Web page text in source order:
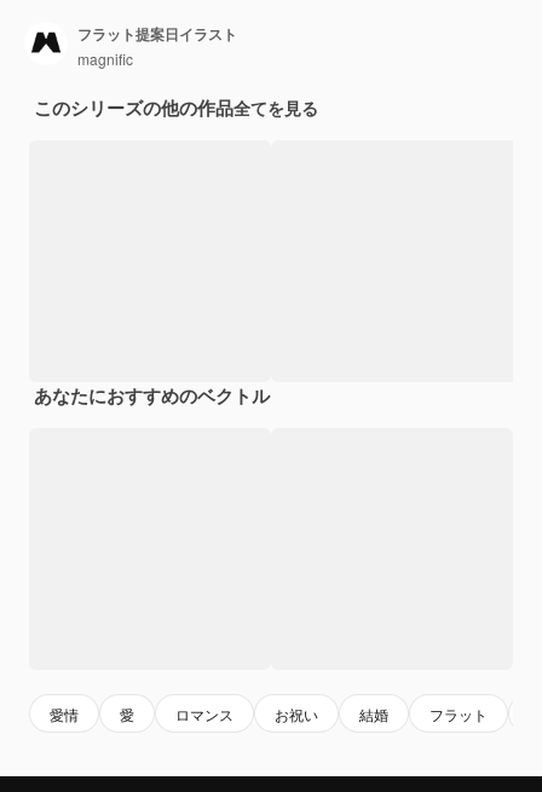
フラット提案日イラスト
magnific
このシリーズの他の作品全てを見る
あなたにおすすめのベクトル
愛情 愛 ロマンス お祝い 結婚 フラット